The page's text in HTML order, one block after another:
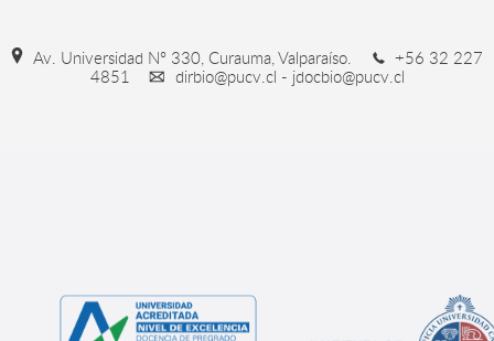
Av. Universidad Nº 330, Curauma, Valparaíso.
+56 32 227
4851
dirbio@pucv.cl - jdocbio@pucv.cl